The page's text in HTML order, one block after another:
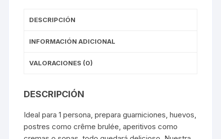
DESCRIPCIÓN
INFORMACIÓN ADICIONAL
VALORACIONES (0)
DESCRIPCIÓN
Ideal para 1 persona, prepara guarniciones, huevos,
postres como crême brulée, aperitivos como